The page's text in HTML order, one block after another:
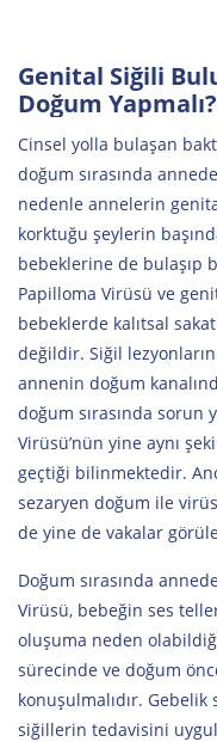
Genital Siğili
Doğum Yapmalı?
Cinsel yolla bulaşan
doğum sırasında
nedenle annelerin
korktuğu şeylerin
bebeklerine de bulaşıp
Papilloma Virüsü ve
bebeklerde kalıtsal
değildir. Siğil
annenin doğum
doğum sırasında
Virüsü’nün yine aynı
geçtiği bilinmektedir.
sezaryen doğum ile
de yine de vakalar
Doğum sırasında
Virüsü, bebeğin ses
oluşuma neden
sürecinde ve doğum
konuşulmalıdır.
siğillerin tedavisini